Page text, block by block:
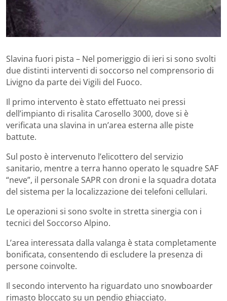
Slavina fuori pista – Nel pomeriggio di ieri si sono svolti
due distinti interventi di soccorso nel comprensorio di
Livigno da parte dei Vigili del Fuoco.
Il primo intervento è stato effettuato nei pressi
dell’impianto di risalita Carosello 3000, dove si è
verificata una slavina in un’area esterna alle piste
battute.
Sul posto è intervenuto l’elicottero del servizio
sanitario, mentre a terra hanno operato le squadre SAF
“neve”, il personale SAPR con droni e la squadra dotata
del sistema per la localizzazione dei telefoni cellulari.
Le operazioni si sono svolte in stretta sinergia con i
tecnici del Soccorso Alpino.
L’area interessata dalla valanga è stata completamente
bonificata, consentendo di escludere la presenza di
persone coinvolte.
Il secondo intervento ha riguardato uno snowboarder
rimasto bloccato su un pendio ghiacciato.